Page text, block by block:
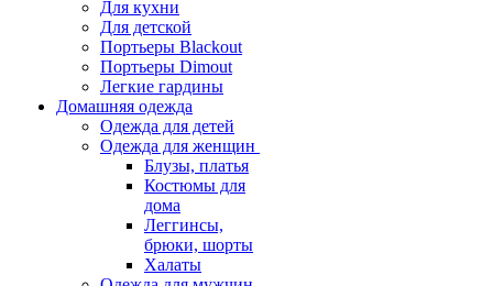
Для кухни
Для детской
Портьеры Blackout
Портьеры Dimout
Легкие гардины
Домашняя одежда
Одежда для детей
Одежда для женщин
Блузы, платья
Костюмы для
дома
Леггинсы,
брюки, шорты
Халаты